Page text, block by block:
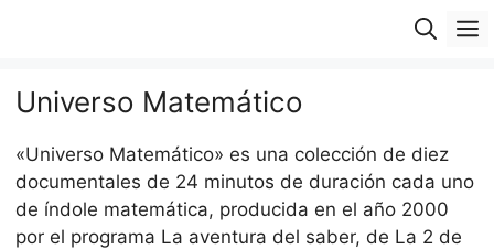
Universo Matemático
«Universo Matemático» es una colección de diez
documentales de 24 minutos de duración cada uno
de índole matemática, producida en el año 2000
por el programa La aventura del saber, de La 2 de